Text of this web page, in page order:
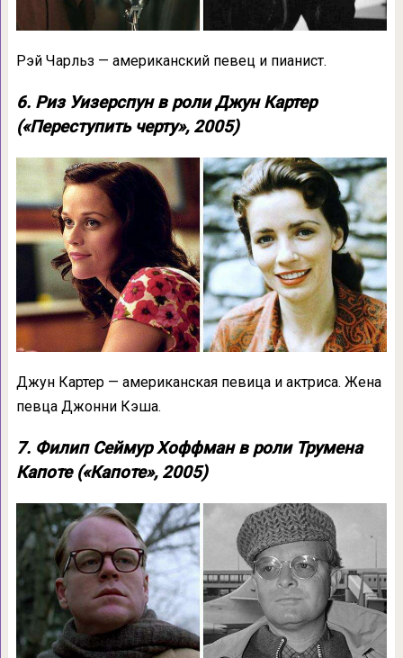
Рэй Чарльз — американский певец и пианист.
6. Риз Уизерспун в роли Джун Картер
(«Переступить черту», 2005)
Джун Картер — американская певица и актриса. Жена
певца Джонни Кэша.
7. Филип Сеймур Хоффман в роли Трумена
Капоте («Капоте», 2005)